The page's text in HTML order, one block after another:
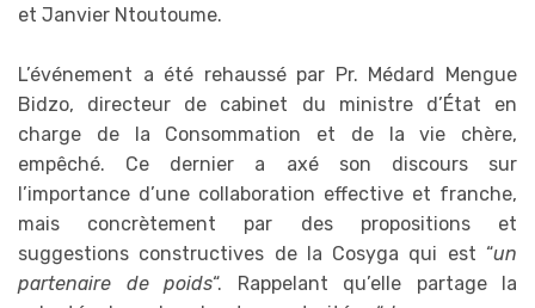
et Janvier Ntoutoume.
L’événement a été rehaussé par Pr. Médard Mengue
Bidzo, directeur de cabinet du ministre d’État en
charge de la Consommation et de la vie chère,
empêché. Ce dernier a axé son discours sur
l’importance d’une collaboration effective et franche,
mais concrètement par des propositions et
suggestions constructives de la Cosyga qui est “un
partenaire de poids“. Rappelant qu’elle partage la